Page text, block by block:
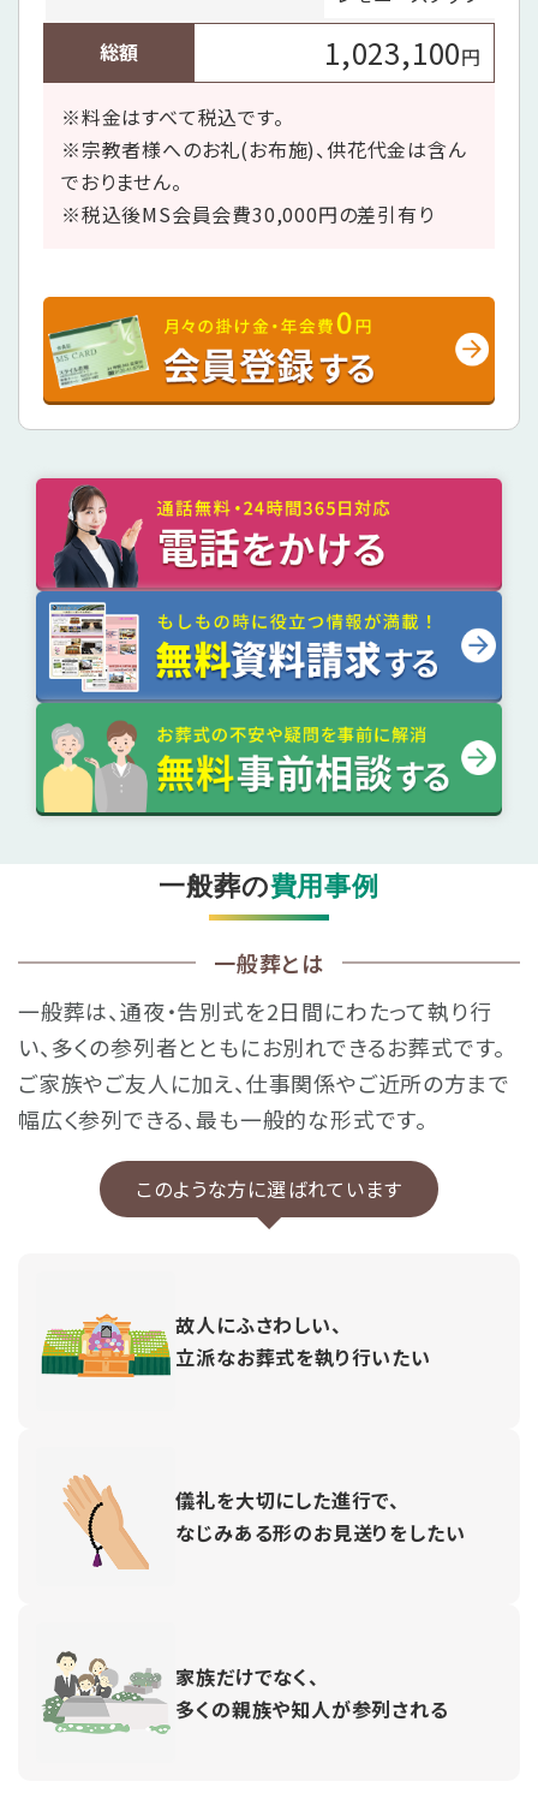
総額 1,023,100円
※料金はすべて税込です。
※宗教者様へのお礼(お布施)、供花代金は含ん
でおりません。
※税込後MS会員会費30,000円の差引有り
一般葬の費用事例
一般葬とは
一般葬は、通夜・告別式を2日間にわたって執り行
い、 多くの参列者とともにお別れできるお葬式です。
ご家族やご友人に加え、仕事関係やご近所の方まで
幅広く参列できる、最も一般的な形式です。
このような方に選ばれています
故人にふさわしい、
立派なお葬式を執り行いたい
儀礼を大切にした進行で、
なじみある形のお見送りをしたい
家族だけでなく、
多くの親族や知人が参列される